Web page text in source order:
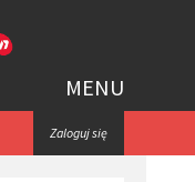
MENU
Zaloguj się